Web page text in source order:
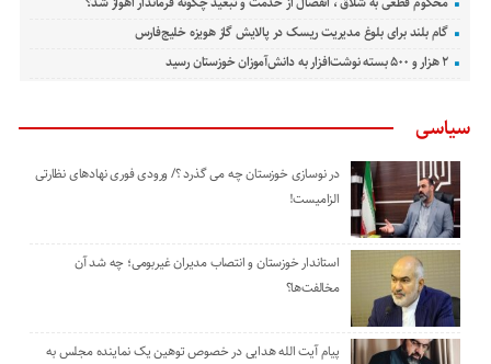
گام بلند برای بلوغ مدیریت ریسک در پالایش گاز هویزه خلیج‌فارس
۲ هزار و ۵۰۰ بسته نوشت‌افزار به دانش‌آموزان خوزستان رسید
سیاسی
در نوسازی خوزستان چه می گذرد ؟/ ورودی فوری نهادهای نظارتی
الزامیست!
استاندار خوزستان و انتصاب مدیران غیربومی؛ چه شد آن
مخالفت‌ها؟
پیام آیت الله هدایی در خصوص توهین یک نماینده مجلس به